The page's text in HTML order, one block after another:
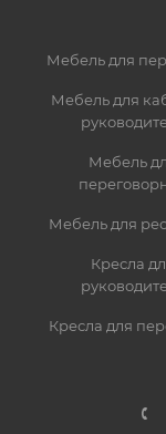
Мебель для
Мебель для
Мебель
Мебель для
Кресла
Кресла для